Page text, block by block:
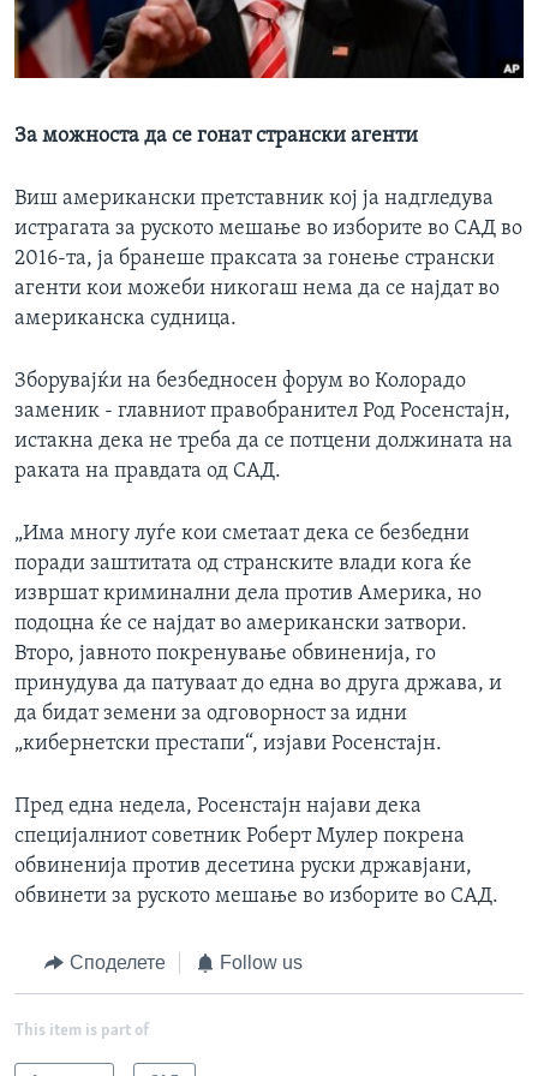
ИНТЕРВЈУА
Јазици
За можноста да се гонат странски агенти
Виш американски претставник кој ја надгледува
истрагата за руското мешање во изборите во САД во
2016-та, ја бранеше праксата за гонење странски
агенти кои можеби никогаш нема да се најдат во
американска судница.
Зборувајќи на безбедносен форум во Колорадо
заменик - главниот правобранител Род Росенстајн,
истакна дека не треба да се потцени должината на
раката на правдата од САД.
„Има многу луѓе кои сметаат дека се безбедни
поради заштитата од странските влади кога ќе
извршат криминални дела против Америка, но
подоцна ќе се најдат во американски затвори.
Второ, јавното покренување обвиненија, го
принудува да патуваат до една во друга држава, и
да бидат земени за одговорност за идни
„кибернетски престапи“, изјави Росенстајн.
Пред една недела, Росенстајн најави дека
специјалниот советник Роберт Мулер покрена
обвиненија против десетина руски државјани,
обвинети за руското мешање во изборите во САД.
Споделете Follow us
This item is part of